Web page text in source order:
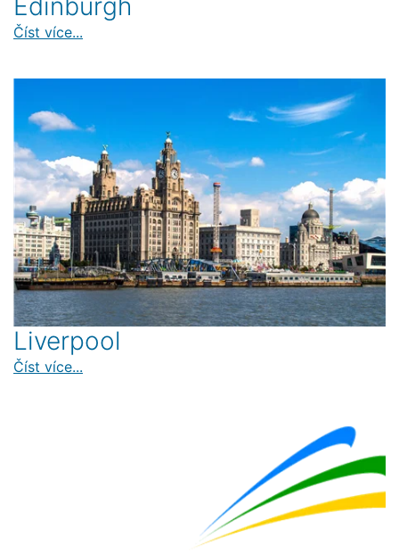
Číst více...
Liverpool
Číst více...